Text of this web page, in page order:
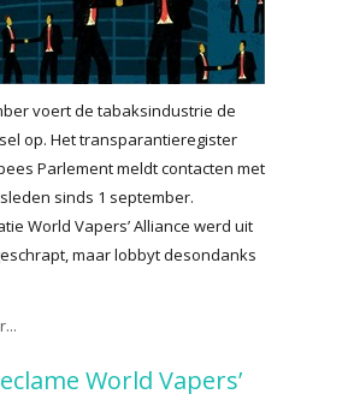
voert de tabaksindustrie de
op. Het transparantieregister
Parlement meldt contacten met
sinds 1 september.
World Vapers’ Alliance werd uit
maar lobbyt desondanks
World Vapers’